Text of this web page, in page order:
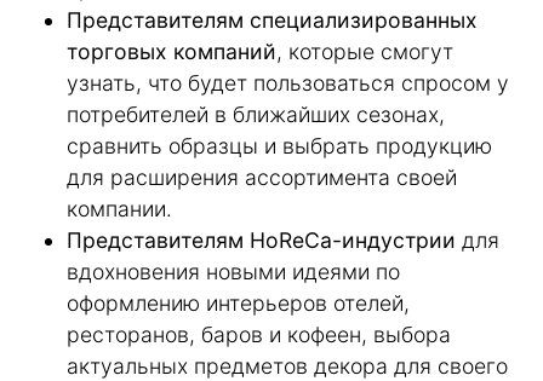
Представителям специализированных
торговых компаний, которые смогут
узнать, что будет пользоваться спросом у
потребителей в ближайших сезонах,
сравнить образцы и выбрать продукцию
для расширения ассортимента своей
компании.
Представителям HoReCa-индустрии для
вдохновения новыми идеями по
оформлению интерьеров отелей,
ресторанов, баров и кофеен, выбора
актуальных предметов декора для своего